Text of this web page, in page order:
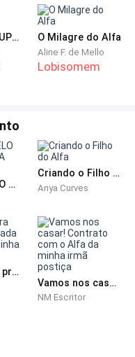
saiu num sussurro
— Ele deu um passo
o machucasse. —
você ficou
que nada estava
era?
A ALFA E O SUPREMO O Milagre do Alfa
Aline F. de Mello
Lobisomem
RENDIDA PELO ALFA DA MINHA IRMÃ
Criando o Filho do Alfa
Anya Curves
Companheira proibida: Marcada pelo Alfa da minha senhora
Vamos nos casar! Contrato com o Alfa da minha irmã postiça
NM Escritor